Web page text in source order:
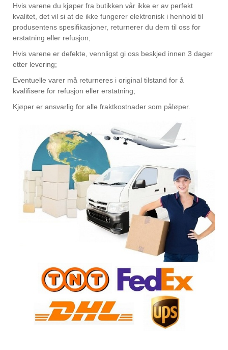
Hvis varene du kjøper fra butikken vår ikke er av perfekt
kvalitet, det vil si at de ikke fungerer elektronisk i henhold til
produsentens spesifikasjoner, returnerer du dem til oss for
erstatning eller refusjon;
Hvis varene er defekte, vennligst gi oss beskjed innen 3 dager
etter levering;
Eventuelle varer må returneres i original tilstand for å
kvalifisere for refusjon eller erstatning;
Kjøper er ansvarlig for alle fraktkostnader som påløper.